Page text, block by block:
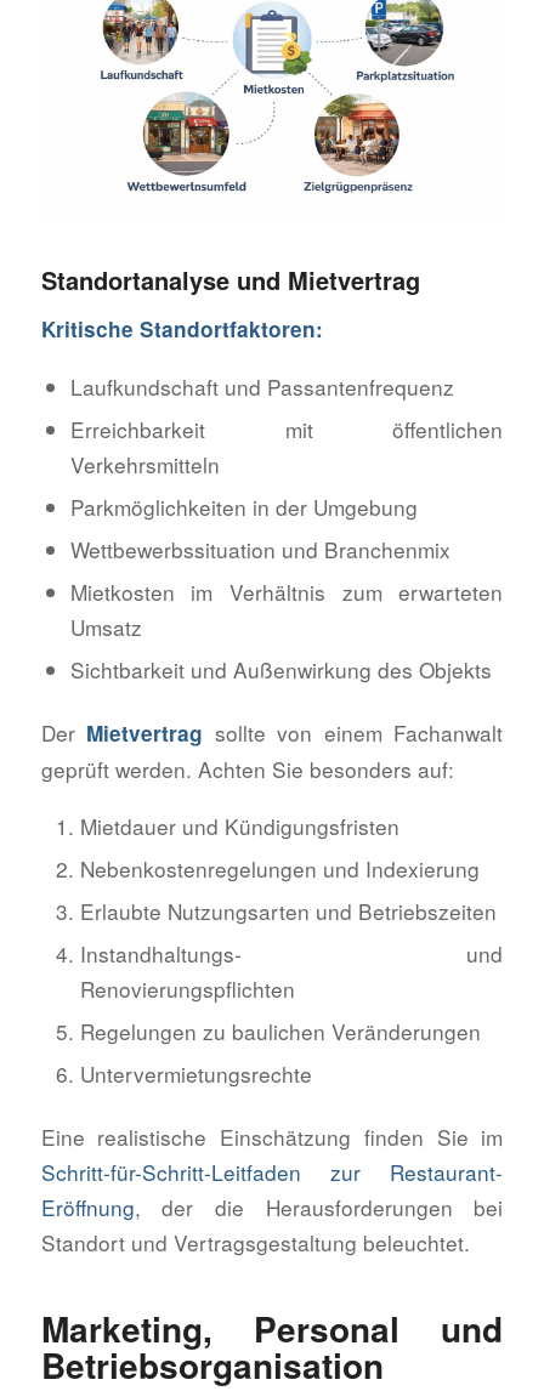
Standortanalyse und Mietvertrag
Kritische Standortfaktoren:
Laufkundschaft und Passantenfrequenz
Erreichbarkeit mit öffentlichen
Verkehrsmitteln
Parkmöglichkeiten in der Umgebung
Wettbewerbssituation und Branchenmix
Mietkosten im Verhältnis zum erwarteten
Umsatz
Sichtbarkeit und Außenwirkung des Objekts
Der Mietvertrag sollte von einem Fachanwalt
geprüft werden. Achten Sie besonders auf:
Mietdauer und Kündigungsfristen
Nebenkostenregelungen und Indexierung
Erlaubte Nutzungsarten und Betriebszeiten
Instandhaltungs- und
Renovierungspflichten
Regelungen zu baulichen Veränderungen
Untervermietungsrechte
Eine realistische Einschätzung finden Sie im
Schritt-für-Schritt-Leitfaden zur Restaurant-
Eröffnung, der die Herausforderungen bei
Standort und Vertragsgestaltung beleuchtet.
Marketing, Personal und
Betriebsorganisation